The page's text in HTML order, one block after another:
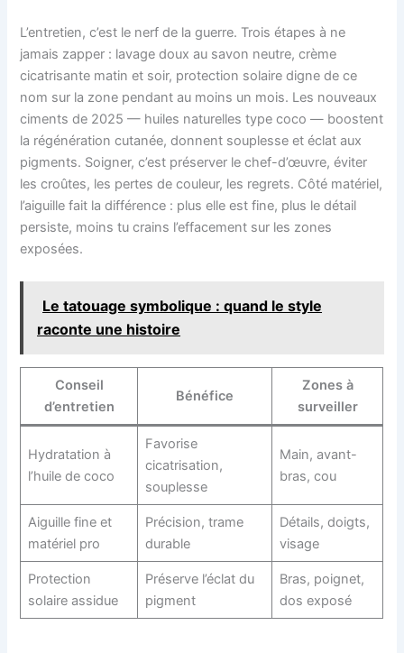
L’entretien, c’est le nerf de la guerre. Trois étapes à ne
jamais zapper : lavage doux au savon neutre, crème
cicatrisante matin et soir, protection solaire digne de ce
nom sur la zone pendant au moins un mois. Les nouveaux
ciments de 2025 — huiles naturelles type coco — boostent
la régénération cutanée, donnent souplesse et éclat aux
pigments. Soigner, c’est préserver le chef-d’œuvre, éviter
les croûtes, les pertes de couleur, les regrets. Côté matériel,
l’aiguille fait la différence : plus elle est fine, plus le détail
persiste, moins tu crains l’effacement sur les zones
exposées.
Le tatouage symbolique : quand le style
raconte une histoire
Conseil
d’entretien
Bénéfice
Zones à
surveiller
Hydratation à
l’huile de coco
Favorise
cicatrisation,
souplesse
Main, avant-
bras, cou
Aiguille fine et
matériel pro
Précision, trame
durable
Détails, doigts,
visage
Protection
solaire assidue
Préserve l’éclat du
pigment
Bras, poignet,
dos exposé